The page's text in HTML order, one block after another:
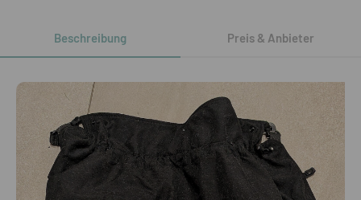
Beschreibung Preis & Anbieter